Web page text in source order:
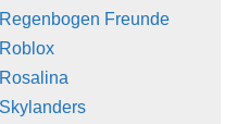
Regenbogen Freunde
Roblox
Rosalina
Skylanders